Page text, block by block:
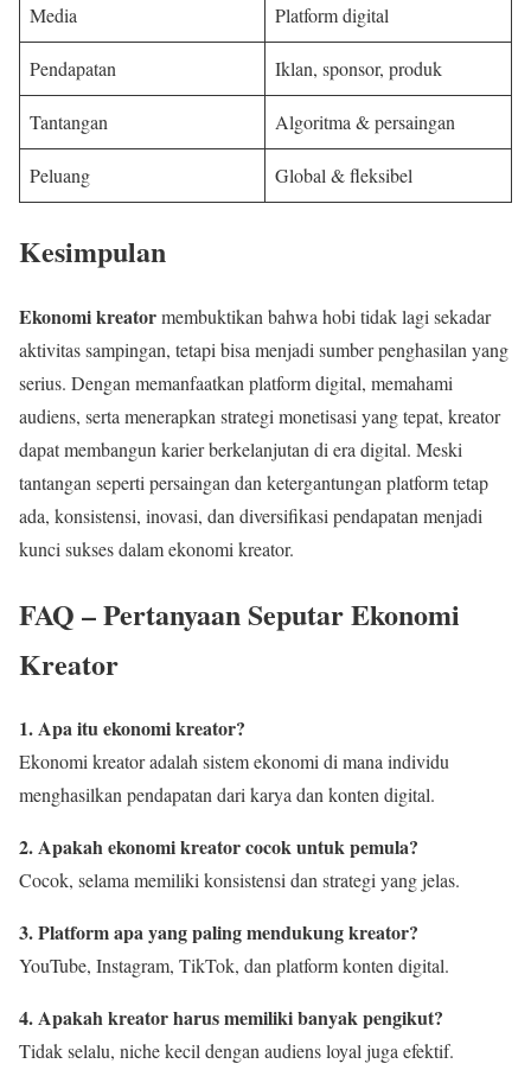
Media Platform digital
Pendapatan Iklan, sponsor, produk
Tantangan Algoritma & persaingan
Peluang Global & fleksibel
Kesimpulan
Ekonomi kreatormembuktikan bahwa hobi tidak lagi sekadar
aktivitas sampingan, tetapi bisa menjadi sumber penghasilan yang
serius. Dengan memanfaatkan platform digital, memahami
audiens, serta menerapkan strategi monetisasi yang tepat, kreator
dapat membangun karier berkelanjutan di era digital. Meski
tantangan seperti persaingan dan ketergantungan platform tetap
ada, konsistensi, inovasi, dan diversifikasi pendapatan menjadi
kunci sukses dalam ekonomi kreator.
FAQ – Pertanyaan Seputar Ekonomi
Kreator
1. Apa itu ekonomi kreator?
Ekonomi kreator adalah sistem ekonomi di mana individu
menghasilkan pendapatan dari karya dan konten digital.
2. Apakah ekonomi kreator cocok untuk pemula?
Cocok, selama memiliki konsistensi dan strategi yang jelas.
3. Platform apa yang paling mendukung kreator?
YouTube, Instagram, TikTok, dan platform konten digital.
4. Apakah kreator harus memiliki banyak pengikut?
Tidak selalu, niche kecil dengan audiens loyal juga efektif.